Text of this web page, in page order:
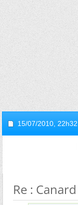
15/07/2010, 22h32
Re : Canard